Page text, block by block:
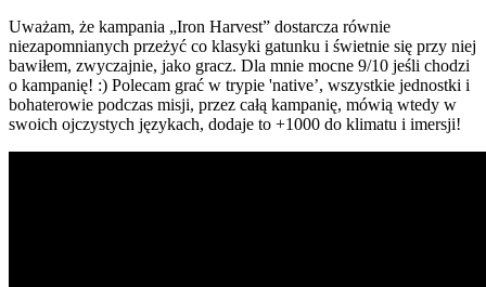
Uważam, że kampania „Iron Harvest” dostarcza równie
niezapomnianych przeżyć co klasyki gatunku i świetnie się przy niej
bawiłem, zwyczajnie, jako gracz. Dla mnie mocne 9/10 jeśli chodzi
o kampanię! :) Polecam grać w trypie 'native’, wszystkie jednostki i
bohaterowie podczas misji, przez całą kampanię, mówią wtedy w
swoich ojczystych językach, dodaje to +1000 do klimatu i imersji!